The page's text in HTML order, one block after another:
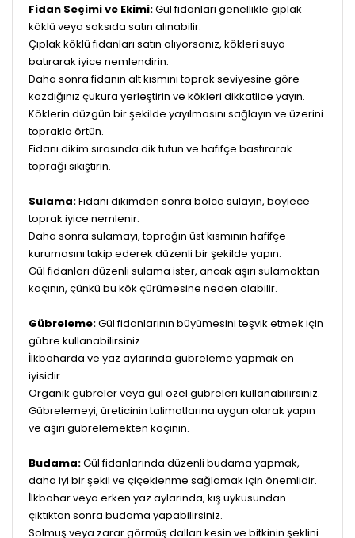
Fidan Seçimi ve Ekimi:Gül fidanları genellikle çıplak
köklü veya saksıda satın alınabilir.
Çıplak köklü fidanları satın alıyorsanız, kökleri suya
batırarak iyice nemlendirin.
Daha sonra fidanın alt kısmını toprak seviyesine göre
kazdığınız çukura yerleştirin ve kökleri dikkatlice yayın.
Köklerin düzgün bir şekilde yayılmasını sağlayın ve üzerini
toprakla örtün.
Fidanı dikim sırasında dik tutun ve hafifçe bastırarak
toprağı sıkıştırın.
Sulama:Fidanı dikimden sonra bolca sulayın, böylece
toprak iyice nemlenir.
Daha sonra sulamayı, toprağın üst kısmının hafifçe
kurumasını takip ederek düzenli bir şekilde yapın.
Gül fidanları düzenli sulama ister, ancak aşırı sulamaktan
kaçının, çünkü bu kök çürümesine neden olabilir.
Gübreleme:Gül fidanlarının büyümesini teşvik etmek için
gübre kullanabilirsiniz.
İlkbaharda ve yaz aylarında gübreleme yapmak en
iyisidir.
Organik gübreler veya gül özel gübreleri kullanabilirsiniz.
Gübrelemeyi, üreticinin talimatlarına uygun olarak yapın
ve aşırı gübrelemekten kaçının.
Budama:Gül fidanlarında düzenli budama yapmak,
daha iyi bir şekil ve çiçeklenme sağlamak için önemlidir.
İlkbahar veya erken yaz aylarında, kış uykusundan
çıktıktan sonra budama yapabilirsiniz.
Solmuş veya zarar görmüş dalları kesin ve bitkinin şeklini